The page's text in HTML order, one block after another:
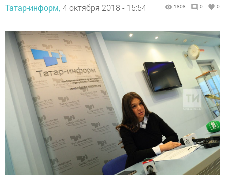
Татар-информ, 4 октября 2018 - 15:54 1808 0 0